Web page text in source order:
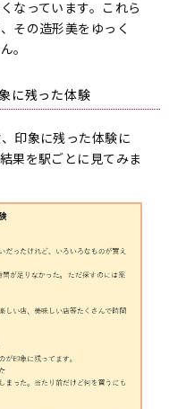
なっています。これら
その造形美をゆっく
。
に残った体験
印象に残った体験に
果を駅ごとに見てみま